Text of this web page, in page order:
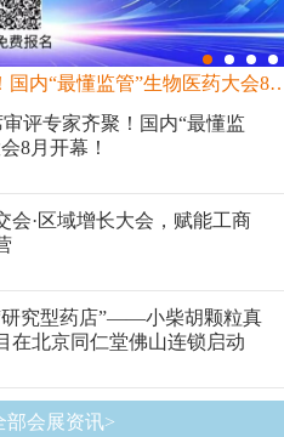
20+监管与首席审评专家齐聚！国内“最
评专家齐聚！国内“最懂监
8月开幕！
会·区域增长大会，赋能工商
研究型药店”——小柴胡颗粒真
在北京同仁堂佛山连锁启动
部会展资讯>